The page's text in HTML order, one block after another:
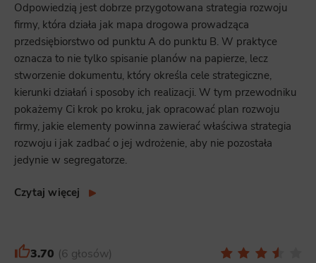
Odpowiedzią jest dobrze przygotowana strategia rozwoju
firmy, która działa jak mapa drogowa prowadząca
przedsiębiorstwo od punktu A do punktu B. W praktyce
oznacza to nie tylko spisanie planów na papierze, lecz
stworzenie dokumentu, który określa cele strategiczne,
kierunki działań i sposoby ich realizacji. W tym przewodniku
pokażemy Ci krok po kroku, jak opracować plan rozwoju
firmy, jakie elementy powinna zawierać właściwa strategia
rozwoju i jak zadbać o jej wdrożenie, aby nie pozostała
jedynie w segregatorze.
Czytaj więcej
3.70 6 głosów